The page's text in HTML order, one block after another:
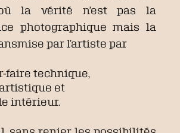
la vérité n’est pas la
photographique mais la
par l’artiste par
faire technique,
et
intérieur.